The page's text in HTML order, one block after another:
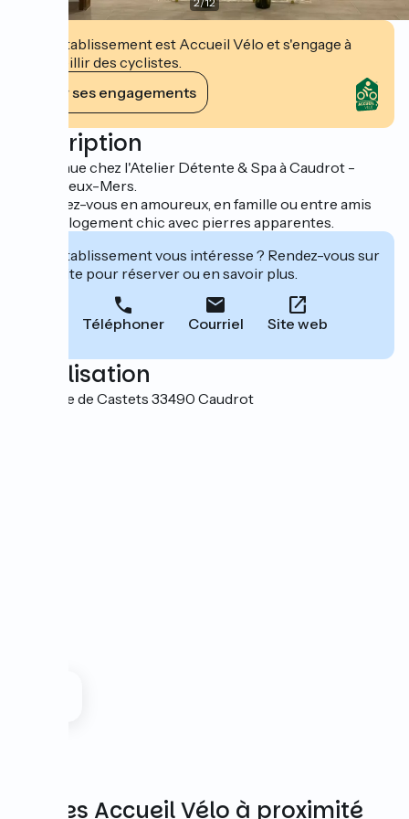
Cet établissement est Accueil Vélo et s'engage à
accueillir des cyclistes.
Voir ses engagements
Description
Bienvenue chez l'Atelier Détente & Spa à Caudrot -
Entre-deux-Mers.
Détendez-vous en amoureux, en famille ou entre amis
dans ce logement chic avec pierres apparentes.
Cet établissement vous intéresse ? Rendez-vous sur
leur site pour réserver ou en savoir plus.
Téléphoner Courriel Site web
Localisation
22 Route de Castets 33490 Caudrot
Autres Accueil Vélo à proximité